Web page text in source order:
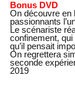
Bonus DVD
On découvre en
passionnants
Le scénariste
confinement, qui
qu’il pensait
On regrettera
seconde
2019